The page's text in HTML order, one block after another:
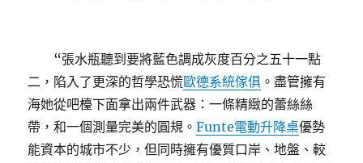
“張水瓶聽到要將藍色調成灰度百分之五十一點
二，陷入了更深的哲學恐慌歐德系統傢俱 。盡管擁有
海她從吧檯下面拿出兩件武器：一條精緻的蕾絲絲
帶，和一個測量完美的圓規。Funte電動升降桌優勢
能資本的城市不少，但同時擁有優質口岸、地盤、較